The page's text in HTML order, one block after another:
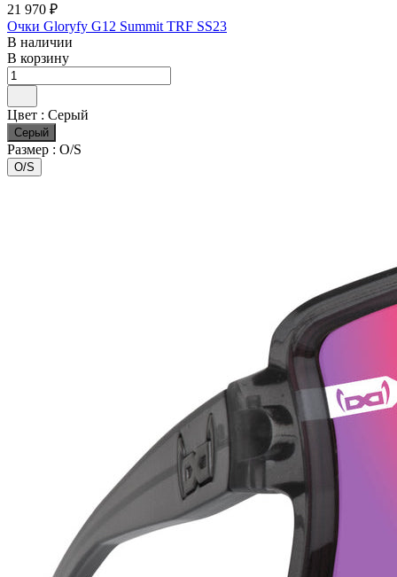
21 970 ₽
Очки Gloryfy G12 Summit TRF SS23
В наличии
В корзину
Цвет : Серый
Серый
Размер : O/S
O/S